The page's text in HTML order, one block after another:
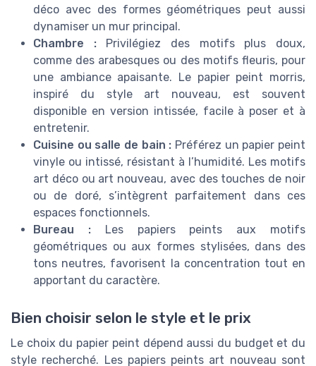
déco avec des formes géométriques peut aussi
dynamiser un mur principal.
Chambre :Privilégiez des motifs plus doux,
comme des arabesques ou des motifs fleuris, pour
une ambiance apaisante. Le papier peint morris,
inspiré du style art nouveau, est souvent
disponible en version intissée, facile à poser et à
entretenir.
Cuisine ou salle de bain : Préférez un papier peint
vinyle ou intissé, résistant à l’humidité. Les motifs
art déco ou art nouveau, avec des touches de noir
ou de doré, s’intègrent parfaitement dans ces
espaces fonctionnels.
Bureau :Les papiers peints aux motifs
géométriques ou aux formes stylisées, dans des
tons neutres, favorisent la concentration tout en
apportant du caractère.
Bien choisir selon le style et le prix
Le choix du papier peint dépend aussi du budget et du
style recherché. Les papiers peints art nouveau sont